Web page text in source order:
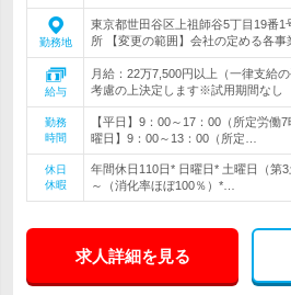
勤務地
東京都世田谷区上祖師谷5丁目19番1
所 【変更の範囲】会社の定める各事
給与
月給：22万7,500円以上（一律支給
考慮の上決定します※試用期間なし
勤務
時間
【平日】9：00～17：00（所定労働
曜日】9：00～13：00（所定…
休日
休暇
年間休日110日* 日曜日* 土曜日（第
～（消化率ほぼ100％）*…
求人詳細を見る